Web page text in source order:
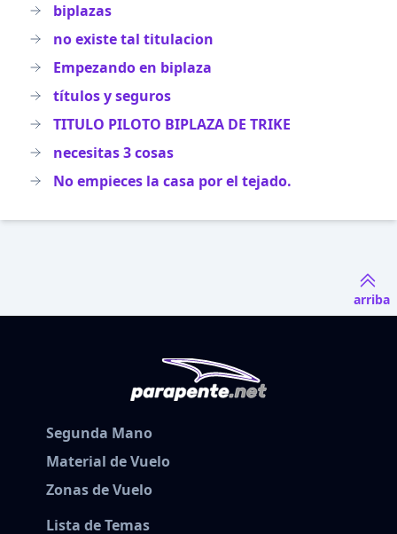
biplazas
no existe tal titulacion
Empezando en biplaza
títulos y seguros
TITULO PILOTO BIPLAZA DE TRIKE
necesitas 3 cosas
No empieces la casa por el tejado.
arriba
Segunda Mano
Material de Vuelo
Zonas de Vuelo
Lista de Temas